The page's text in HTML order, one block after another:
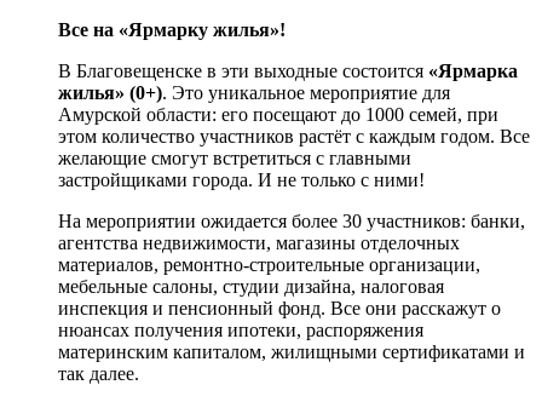
Все на «Ярмарку жилья»!
В Благовещенске в эти выходные состоится «Ярмарка
жилья» (0+). Это уникальное мероприятие для
Амурской области: его посещают до 1000 семей, при
этом количество участников растёт с каждым годом. Все
желающие смогут встретиться с главными
застройщиками города. И не только с ними!
На мероприятии ожидается более 30 участников: банки,
агентства недвижимости, магазины отделочных
материалов, ремонтно-строительные организации,
мебельные салоны, студии дизайна, налоговая
инспекция и пенсионный фонд. Все они расскажут о
нюансах получения ипотеки, распоряжения
материнским капиталом, жилищными сертификатами и
так далее.